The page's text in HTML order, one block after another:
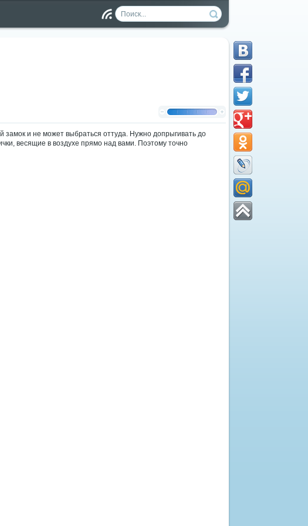
ен
и не может выбраться оттуда. Нужно допрыгивать до
весящие в воздухе прямо над вами. Поэтому точно